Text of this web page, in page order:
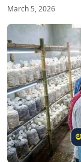
March 5, 2026